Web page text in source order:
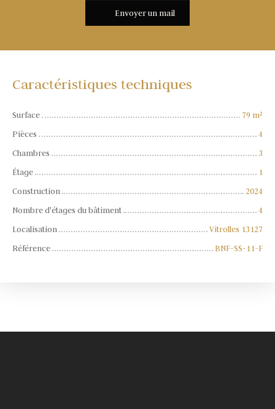
Envoyer un mail
Caractéristiques techniques
Surface 79 m²
Pièces
4
Chambres
3
Étage
1
Construction
2024
Nombre d'étages du bâtiment
4
Localisation
Vitrolles 13127
Référence
BNF-SS-11-F